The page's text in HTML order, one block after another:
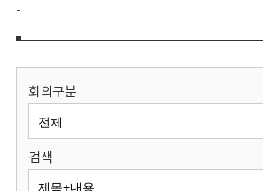
보
원
-
회의구분
검색